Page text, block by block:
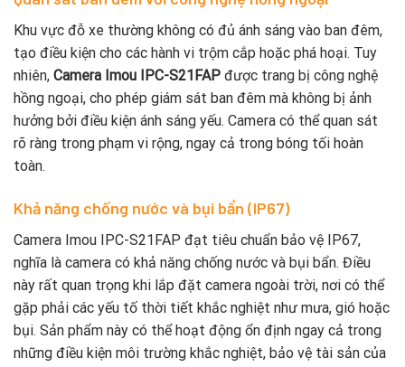
Khu vực đỗ xe thường không có đủ ánh sáng vào ban đêm,
tạo điều kiện cho các hành vi trộm cắp hoặc phá hoại. Tuy
nhiên, Camera Imou IPC-S21FAP được trang bị công nghệ
hồng ngoại, cho phép giám sát ban đêm mà không bị ảnh
hưởng bởi điều kiện ánh sáng yếu. Camera có thể quan sát
rõ ràng trong phạm vi rộng, ngay cả trong bóng tối hoàn
toàn.
Khả năng chống nước và bụi bẩn (IP67)
Camera Imou IPC-S21FAP đạt tiêu chuẩn bảo vệ IP67,
nghĩa là camera có khả năng chống nước và bụi bẩn. Điều
này rất quan trọng khi lắp đặt camera ngoài trời, nơi có thể
gặp phải các yếu tố thời tiết khắc nghiệt như mưa, gió hoặc
bụi. Sản phẩm này có thể hoạt động ổn định ngay cả trong
những điều kiện môi trường khắc nghiệt, bảo vệ tài sản của